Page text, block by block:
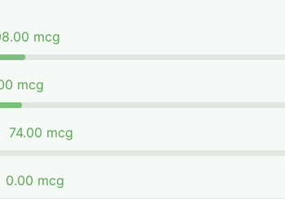
mcg
mcg
74.00 mcg
0.00 mcg